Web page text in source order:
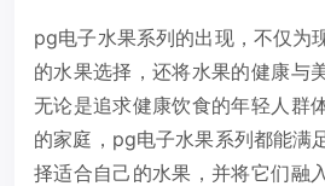
pg电子水果系列的出现，不仅为
的水果选择，还将水果的健康与
无论是追求健康饮食的年轻人群
的家庭，pg电子水果系列都能满
择适合自己的水果，并将它们融